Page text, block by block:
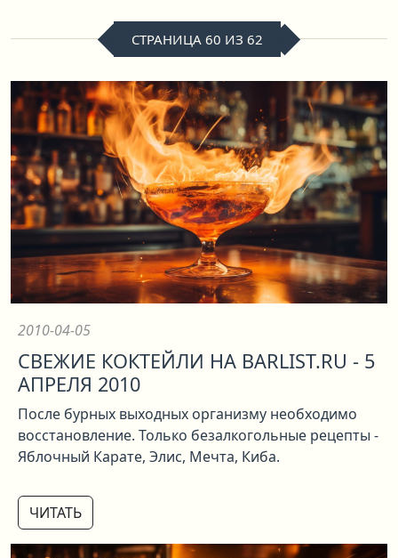
СТРАНИЦА 60 ИЗ 62
2010-04-05
СВЕЖИЕ КОКТЕЙЛИ НА BARLIST.RU - 5
АПРЕЛЯ 2010
После бурных выходных организму необходимо
восстановление. Только безалкогольные рецепты -
Яблочный Карате, Элис, Мечта, Киба.
ЧИТАТЬ